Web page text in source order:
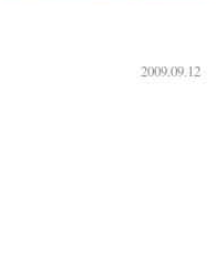
2009.09.12